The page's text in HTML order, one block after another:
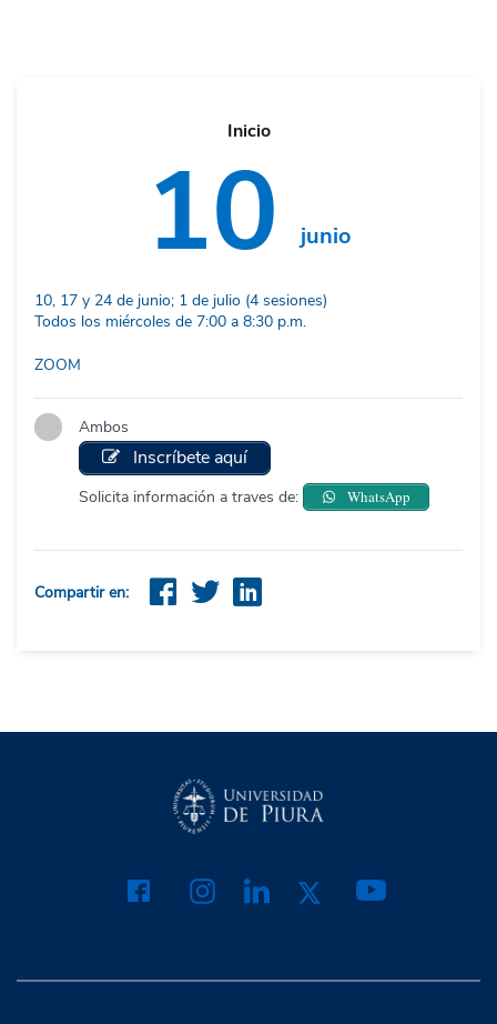
Inicio
10 junio
10, 17 y 24 de junio; 1 de julio (4 sesiones)
Todos los miércoles de 7:00 a 8:30 p.m.
ZOOM
Ambos
Inscríbete aquí
Solicita información a traves de: WhatsApp
Compartir en: